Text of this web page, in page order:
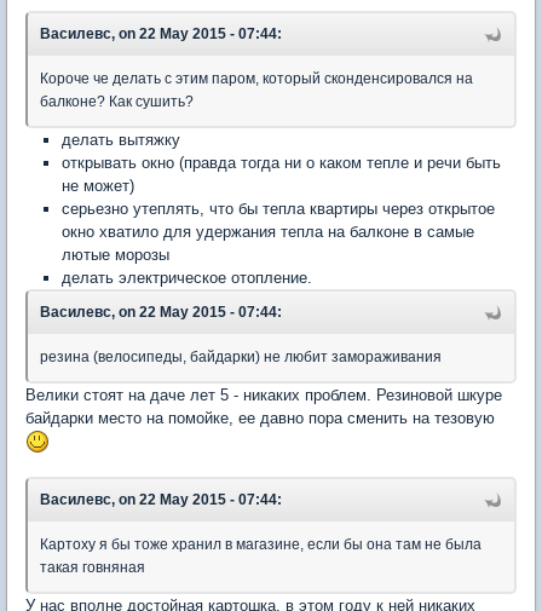
Василевс, on 22 May 2015 - 07:44:
Короче че делать с этим паром, который сконденсировался на
балконе? Как сушить?
делать вытяжку
открывать окно (правда тогда ни о каком тепле и речи быть
не может)
серьезно утеплять, что бы тепла квартиры через открытое
окно хватило для удержания тепла на балконе в самые
лютые морозы
делать электрическое отопление.
Василевс, on 22 May 2015 - 07:44:
резина (велосипеды, байдарки) не любит замораживания
Велики стоят на даче лет 5 - никаких проблем. Резиновой шкуре
байдарки место на помойке, ее давно пора сменить на тезовую
Василевс, on 22 May 2015 - 07:44:
Картоху я бы тоже хранил в магазине, если бы она там не была
такая говняная
У нас вполне достойная картошка, в этом году к ней никаких